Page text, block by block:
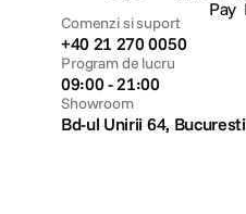
Comenzi si suport
+40 21 270 0050
Program de lucru
09:00 - 21:00
Showroom
Bd-ul Unirii 64, Bucuresti